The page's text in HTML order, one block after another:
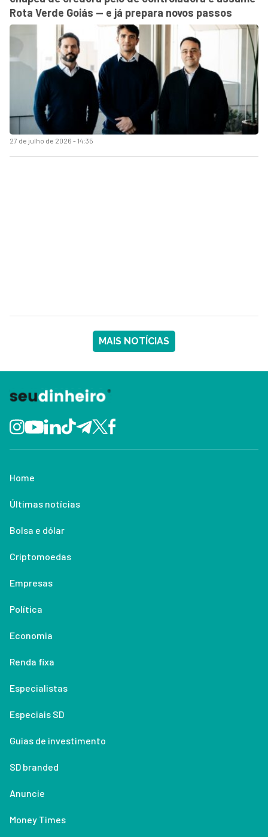
27 de julho de 2026 - 14:35
Rota Verde Goiás — e já prepara novos passos
MAIS NOTÍCIAS
Home
Últimas notícias
Bolsa e dólar
Criptomoedas
Empresas
Política
Economia
Renda fixa
Especialistas
Especiais SD
Guias de investimento
SD branded
Anuncie
Money Times